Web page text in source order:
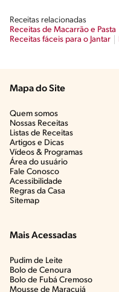
Receitas relacionadas
Receitas de Macarrão e Pasta
Receitas fáceis para o Jantar
Mapa do Site
Quem somos
Nossas Receitas
Listas de Receitas​
Artigos e Dicas​
Vídeos & Programas​
Área do usuário
Fale Conosco
Acessibilidade
Regras da Casa
Sitemap
Mais Acessadas
Pudim de Leite
Bolo de Cenoura
Bolo de Fubá Cremoso
Mousse de Maracujá